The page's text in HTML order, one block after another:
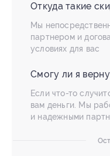
Откуда такие
Мы
партнером и
условиях для вас
Смогу ли я
Если что-то
вам деньги. Мы
и надежными